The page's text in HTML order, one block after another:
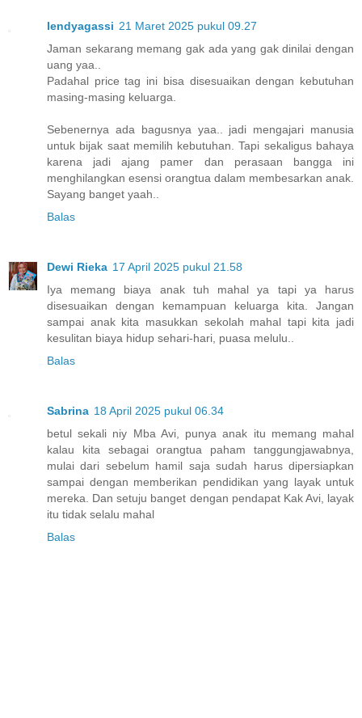
lendyagassi 21 Maret 2025 pukul 09.27
Jaman sekarang memang gak ada yang gak dinilai dengan
uang yaa..
Padahal price tag ini bisa disesuaikan dengan kebutuhan
masing-masing keluarga.
Sebenernya ada bagusnya yaa.. jadi mengajari manusia
untuk bijak saat memilih kebutuhan. Tapi sekaligus bahaya
karena jadi ajang pamer dan perasaan bangga ini
menghilangkan esensi orangtua dalam membesarkan anak.
Sayang banget yaah..
Balas
Dewi Rieka 17 April 2025 pukul 21.58
Iya memang biaya anak tuh mahal ya tapi ya harus
disesuaikan dengan kemampuan keluarga kita. Jangan
sampai anak kita masukkan sekolah mahal tapi kita jadi
kesulitan biaya hidup sehari-hari, puasa melulu..
Balas
Sabrina 18 April 2025 pukul 06.34
betul sekali niy Mba Avi, punya anak itu memang mahal
kalau kita sebagai orangtua paham tanggungjawabnya,
mulai dari sebelum hamil saja sudah harus dipersiapkan
sampai dengan memberikan pendidikan yang layak untuk
mereka. Dan setuju banget dengan pendapat Kak Avi, layak
itu tidak selalu mahal
Balas